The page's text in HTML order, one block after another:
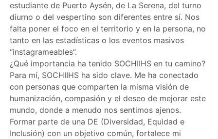
estudiante de Puerto Aysén, de La Serena, del turno
diurno o del vespertino son diferentes entre sí. Nos
falta poner el foco en el territorio y en la persona, no
tanto en las estadísticas o los eventos masivos
“instagrameables”.
¿Qué importancia ha tenido SOCHIIHS en tu camino?
Para mí, SOCHIIHS ha sido clave. Me ha conectado
con personas que comparten la misma visión de
humanización, compasión y el deseo de mejorar este
mundo, donde a menudo nos sentimos ajenos.
Formar parte de una DE (Diversidad, Equidad e
Inclusión) con un objetivo común, fortalece mi